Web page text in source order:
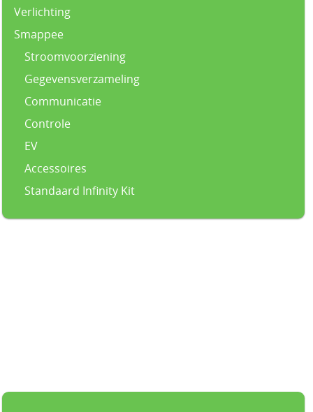
Verlichting
Smappee
Stroomvoorziening
Gegevensverzameling
Communicatie
Controle
EV
Accessoires
Standaard Infinity Kit